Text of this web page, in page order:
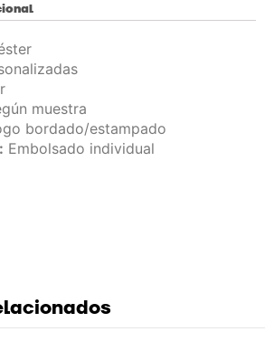
muestra
bordado/estampado
Embolsado individual